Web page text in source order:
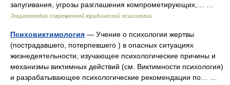
запугивания, угрозы разглашения компрометирующих,… …
Энциклопедия современной юридической психологии
Психовиктимология — Учение о психологии жертвы
(пострадавшего, потерпевшего ) в опасных ситуациях
жизнедеятельности, изучающее психологические причины и
механизмы виктимных действий (см. Виктимности психология)
и разрабатывающее психологические рекомендации по… …